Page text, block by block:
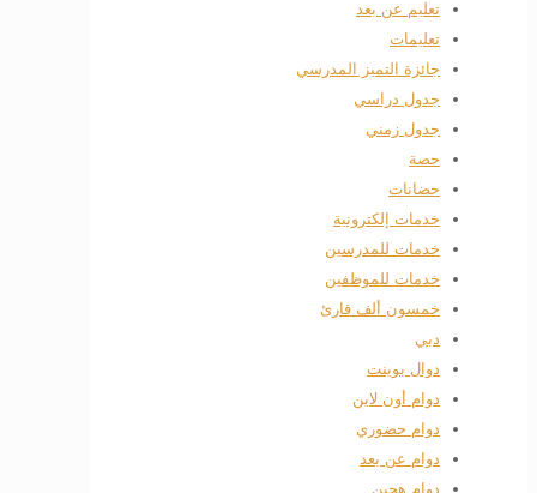
تعليم عن بعد
تعليمات
جائزة التميز المدرسي
جدول دراسي
جدول زمني
حصة
حضانات
خدمات إلكترونية
خدمات للمدرسين
خدمات للموظفين
خمسون ألف قارئ
دبي
دوال بوينت
دوام أون لاين
دوام حضوري
دوام عن بعد
دوام هجين